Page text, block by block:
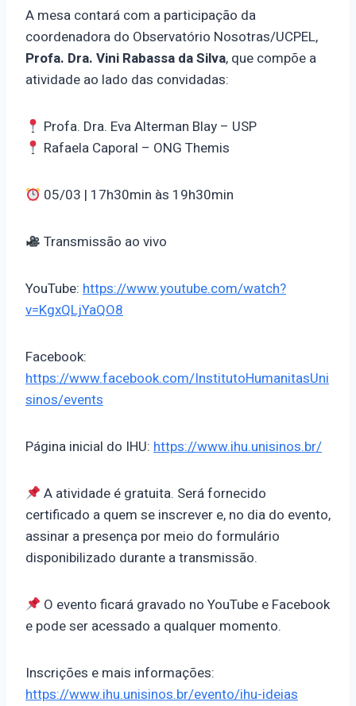
A mesa contará com a participação da
coordenadora do Observatório Nosotras/UCPEL,
Profa. Dra. Vini Rabassa da Silva, que compõe a
atividade ao lado das convidadas:
Profa. Dra. Eva Alterman Blay – USP
Rafaela Caporal – ONG Themis
05/03 | 17h30min às 19h30min
Transmissão ao vivo
YouTube: https://www.youtube.com/watch?
v=KgxQLjYaQO8
Facebook:
https://www.facebook.com/InstitutoHumanitasUni
sinos/events
Página inicial do IHU: https://www.ihu.unisinos.br/
A atividade é gratuita. Será fornecido
certificado a quem se inscrever e, no dia do evento,
assinar a presença por meio do formulário
disponibilizado durante a transmissão.
O evento ficará gravado no YouTube e Facebook
e pode ser acessado a qualquer momento.
Inscrições e mais informações:
https://www.ihu.unisinos.br/evento/ihu-ideias